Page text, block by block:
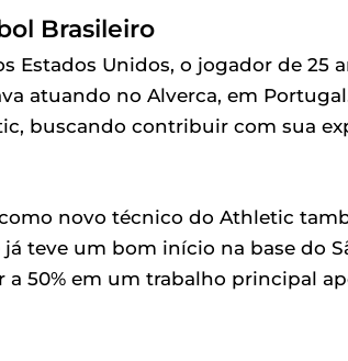
Brasileiro
Estados Unidos, o jogador de 25
atuando no Alverca, em
buscando contribuir com sua
novo técnico do Athletic
teve um bom início na base do
50% em um trabalho principal